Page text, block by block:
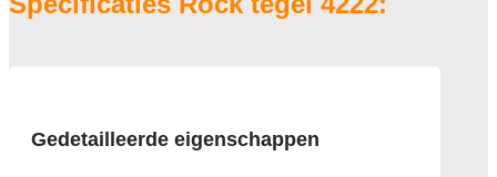
Gedetailleerde eigenschappen